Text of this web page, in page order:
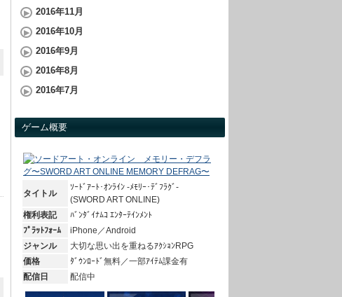
2016年11月
2016年10月
2016年9月
2016年8月
2016年7月
ゲーム概要
タイトル
ｿｰﾄﾞｱｰﾄ･ｵﾝﾗｲﾝ -ﾒﾓﾘｰ･ﾃﾞﾌﾗｸﾞ-
(SWORD ART ONLINE)
権利表記
ﾊﾞﾝﾀﾞｲﾅﾑｺ ｴﾝﾀｰﾃｲﾝﾒﾝﾄ
ﾌﾟﾗｯﾄﾌｫｰﾑ
iPhone／Android
ジャンル
大切な思い出を重ねるｱｸｼｮﾝRPG
価格
ﾀﾞｳﾝﾛｰﾄﾞ無料／一部ｱｲﾃﾑ課金有
配信日
配信中